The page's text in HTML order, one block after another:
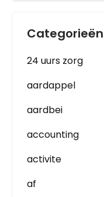
Categorieën
24 uurs zorg
aardappel
aardbei
accounting
activite
af